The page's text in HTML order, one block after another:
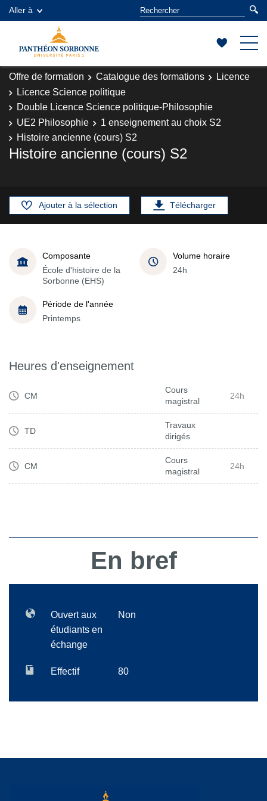
Aller à
Offre de formation Catalogue des formations
Licence
Licence Science politique
Double Licence Science politique-Philosophie
UE2 Philosophie
1 enseignement au choix S2
Histoire ancienne (cours) S2
Histoire ancienne (cours) S2
Ajouter à la sélection Télécharger
Composante
École d'histoire de la
Sorbonne (EHS)
Volume horaire
24h
Période de l'année
Printemps
Heures d'enseignement
CM
Cours
magistral
24h
TD
Travaux
dirigés
CM
Cours
magistral
24h
En bref
Ouvert aux
étudiants en
échange
Non
Effectif 80